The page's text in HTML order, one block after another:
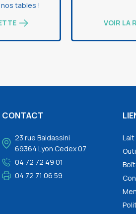
tables !
VOIR LA
CONTACT
23 rue Baldassini
69364 Lyon Cedex 07
04 72 72 49 01
04 72 71 06 59